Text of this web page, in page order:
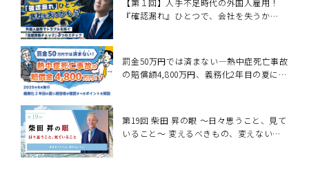
【第１回】人手不足時代の外国人雇用！
『確認漏れ』ひとつで、会社を失うか
罰金50万円では済まない―熱中症死亡事故
の賠償額4,800万円、義務化2年目の夏に経
第19回 柴田 昇の眼 ～日々思うこと、見て
いること～ 変えるべきもの、変えないも